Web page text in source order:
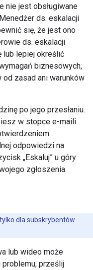
nie jest obsługiwane
ds. eskalacji
się, że jest ono
ds. eskalacji
lub lepiej określić
biznesowych,
zasad ani warunków
po jego przesłaniu.
w stopce e-maili
odpowiedzi na
„Eskaluj” u góry
zgłoszenia.
dla subskrybentów
lub wideo może
prześlij